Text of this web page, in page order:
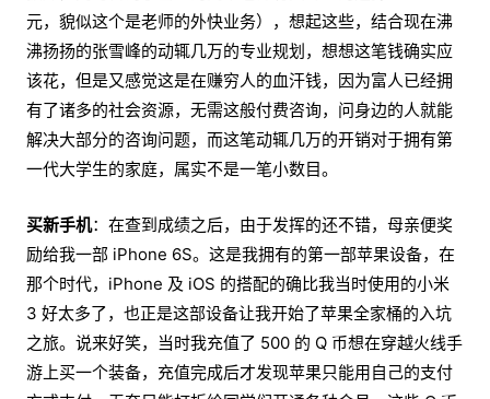
元，貌似这个是老师的外快业务），想起这些，结合现在沸
沸扬扬的张雪峰的动辄几万的专业规划，想想这笔钱确实应
该花，但是又感觉这是在赚穷人的血汗钱，因为富人已经拥
有了诸多的社会资源，无需这般付费咨询，问身边的人就能
解决大部分的咨询问题，而这笔动辄几万的开销对于拥有第
一代大学生的家庭，属实不是一笔小数目。
买新手机：在查到成绩之后，由于发挥的还不错，母亲便奖
励给我一部 iPhone 6S。这是我拥有的第一部苹果设备，在
那个时代，iPhone 及 iOS 的搭配的确比我当时使用的小米
3 好太多了，也正是这部设备让我开始了苹果全家桶的入坑
之旅。说来好笑，当时我充值了 500 的 Q 币想在穿越火线手
游上买一个装备，充值完成后才发现苹果只能用自己的支付